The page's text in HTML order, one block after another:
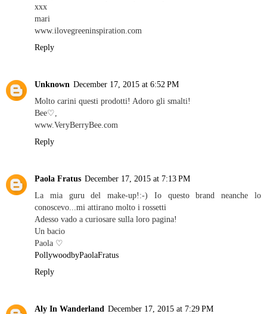
xxx
mari
www.ilovegreeninspiration.com
Reply
Unknown December 17, 2015 at 6:52 PM
Molto carini questi prodotti! Adoro gli smalti!
Bee♡,
www.VeryBerryBee.com
Reply
Paola Fratus December 17, 2015 at 7:13 PM
La mia guru del make-up!:-) Io questo brand neanche lo
conoscevo...mi attirano molto i rossetti
Adesso vado a curiosare sulla loro pagina!
Un bacio
Paola ♡
PollywoodbyPaolaFratus
Reply
Aly In Wanderland December 17, 2015 at 7:29 PM